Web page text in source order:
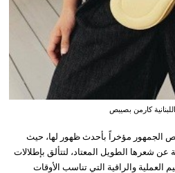
كارمن بصيبص
الجمهور مؤخراً بأحدث ظهور لها، حيث
شعرها الطويل المعتاد، لتتألق بإطلالات
والراقية التي تناسب الأوقات